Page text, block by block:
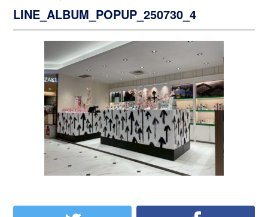
LINE_ALBUM_POPUP_250730_4